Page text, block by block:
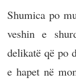
Shumica po
veshin e
delikatë që po
e hapet në